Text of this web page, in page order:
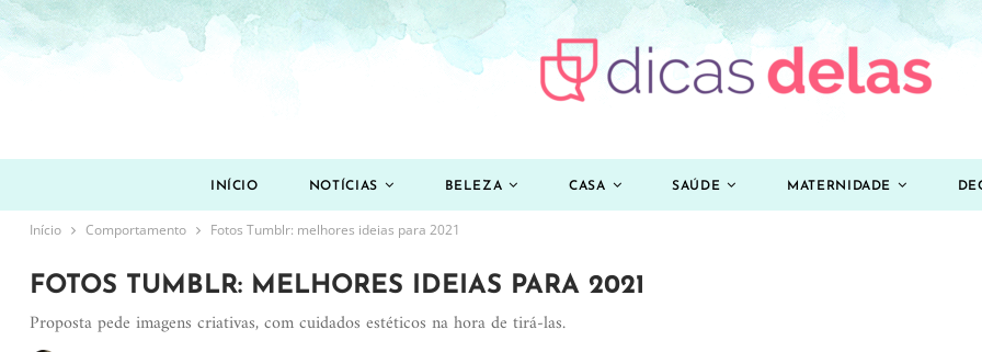
INÍCIO NOTÍCIAS BELEZA CASA SAÚDE MATERNIDADE
Início Comportamento Fotos Tumblr: melhores ideias para 2021
FOTOS TUMBLR: MELHORES IDEIAS PARA 2021
Proposta pede imagens criativas, com cuidados estéticos na hora de tirá-las.